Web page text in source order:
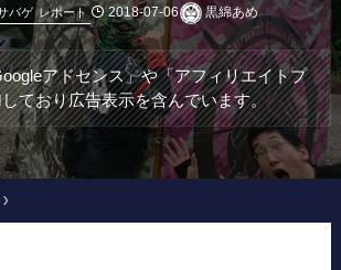
バゲ レポート 2018-07-06 黒綿あめ
アドセンス」や「アフィリエイトプ
ており広告表示を含んでいます。